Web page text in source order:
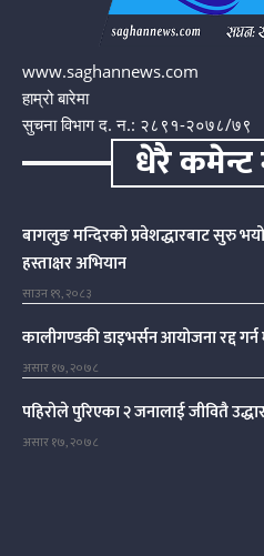
www.saghannews.com
हाम्रो बारेमा
सुचना विभाग द. न.: २८९१-२०७८/७९
धेरै कमेन्ट
बागलुङ मन्दिरको प्रवेशद्धारबाट सुरु
हस्ताक्षर अभियान
साउन १९, २०८३
कालीगण्डकी डाइभर्सन आयोजना रद्द गर्न
असार १७, २०७८
पहिरोले पुरिएका २ जनालाई जीवितै
असार १७, २०७८